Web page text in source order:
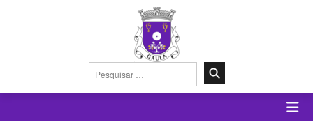
Pesquisar
por: